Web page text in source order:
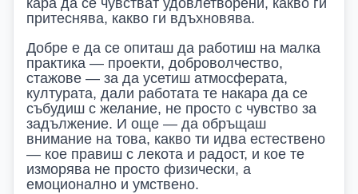
кара да се чувстват удовлетворени, какво ги
притеснява, какво ги вдъхновява.
Добре е да се опиташ да работиш на малка
практика — проекти, доброволчество,
стажове — за да усетиш атмосферата,
културата, дали работата те накара да се
събудиш с желание, не просто с чувство за
задължение. И още — да обръщаш
внимание на това, какво ти идва естествено
— кое правиш с лекота и радост, и кое те
изморява не просто физически, а
емоционално и умствено.